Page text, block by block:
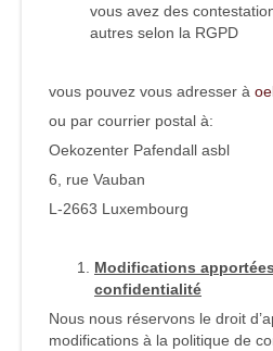
vous avez des
autres selon la RGPD
vous pouvez vous adresser à
ou par courrier postal à:
Oekozenter Pafendall asbl
6, rue Vauban
L-2663 Luxembourg
Modifications
confidentialité
Nous nous réservons le droit
modifications à la politique de